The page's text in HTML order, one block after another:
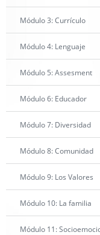
Módulo 3: Currículo
Módulo 4: Lenguaje
Módulo 5: Assesment
Módulo 6: Educador
Módulo 7: Diversidad
Módulo 8: Comunidad
Módulo 9: Los Valores
Módulo 10: La familia
Módulo 11: